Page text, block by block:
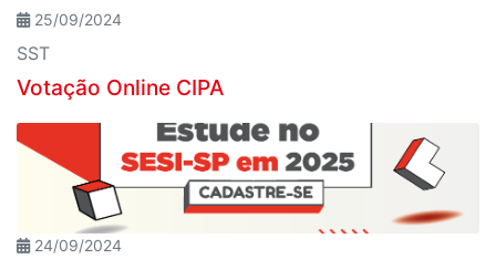
25/09/2024
SST
Votação Online CIPA
24/09/2024